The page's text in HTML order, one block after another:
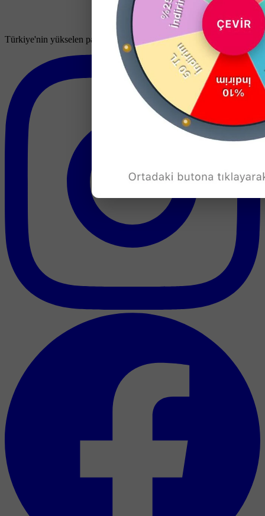
Türkiye'nin yükselen pazaryeri. Binlerce satıcı, milyonlarca ürün.